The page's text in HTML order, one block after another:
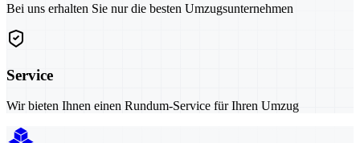
Bei uns erhalten Sie nur die besten Umzugsunternehmen
Service
Wir bieten Ihnen einen Rundum-Service für Ihren Umzug